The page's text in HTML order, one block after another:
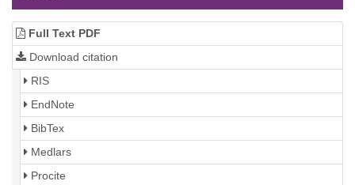
Full Text PDF
Download citation
RIS
EndNote
BibTex
Medlars
Procite